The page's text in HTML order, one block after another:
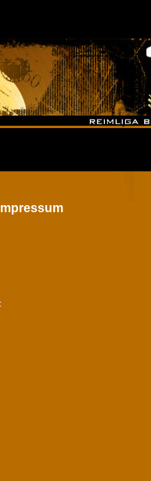
Impressum